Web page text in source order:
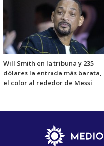
Will Smith en la tribuna y 235
dólares la entrada más barata,
el color al rededor de Messi